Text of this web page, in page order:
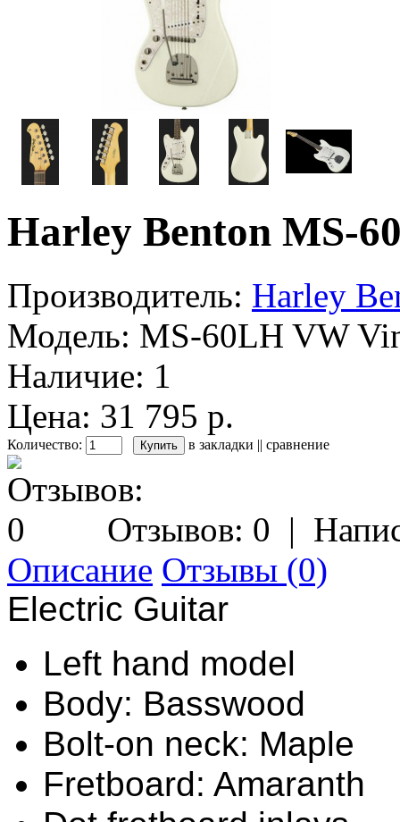
Harley Benton MS-
Производитель: Harley
Модель: MS-60LH VW
Наличие: 1
Цена: 31 795 р.
Количество: в закладки || сравнение
Отзывов: 0 |
Описание Отзывы (0)
Electric Guitar
Left hand model
Body: Basswood
Bolt-on neck: Maple
Fretboard: Amaranth